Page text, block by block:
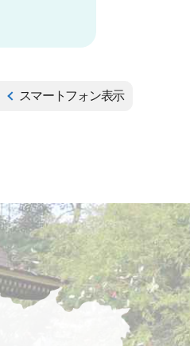
スマートフォン表示